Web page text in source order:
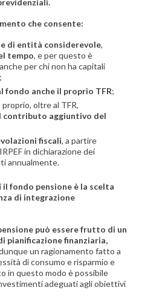
che consente:
di entità considerevole,
tempo, e per questo è
per chi non ha capitali
fondo anche il proprio TFR;
oltre al TFR,
contributo aggiuntivo del
fiscali, a partire
in dichiarazione dei
annualmente.
il fondo pensione è la scelta
di integrazione
può essere frutto di un
pianificazione finanziaria,
un ragionamento fatto a
di consumo e risparmio e
in questo modo è possibile
adeguati agli obiettivi